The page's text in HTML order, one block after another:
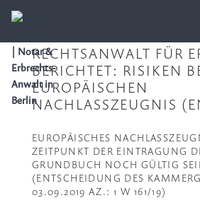
RECHTSANWALT FÜR
BERICHTET: RISIKEN
EUROPÄISCHEN
NACHLASSZEUGNIS
EUROPÄISCHES
ZEITPUNKT DER EINTRAGUNG
GRUNDBUCH NOCH GÜLTIG
(ENTSCHEIDUNG DES
03.09.2019 AZ.: 1 W 161/19)